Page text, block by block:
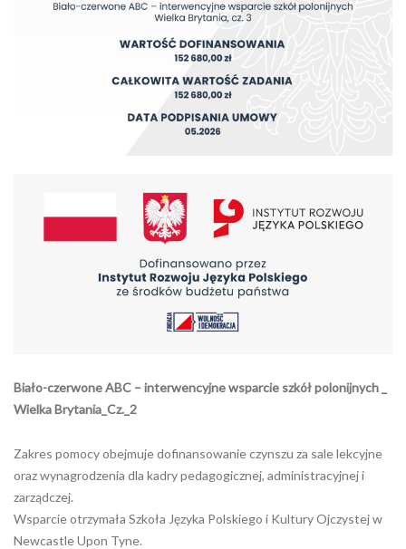
Biało-czerwone ABC – interwencyjne wsparcie szkół polonijnych _
Wielka Brytania_Cz._2
Zakres pomocy obejmuje dofinansowanie czynszu za sale lekcyjne
oraz wynagrodzenia dla kadry pedagogicznej, administracyjnej i
zarządczej.
Wsparcie otrzymała Szkoła Języka Polskiego i Kultury Ojczystej w
Newcastle Upon Tyne.